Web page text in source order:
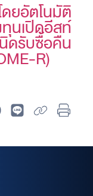
ยอัตโนมัติ
นเปิดอีสท์
ดรับซื้อคืน
R)